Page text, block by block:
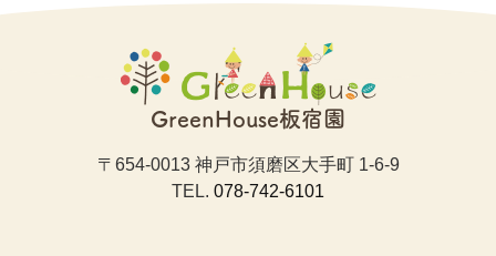
GreenHouse板宿園
〒654-0013 神戸市須磨区大手町 1-6-9
TEL. 078-742-6101